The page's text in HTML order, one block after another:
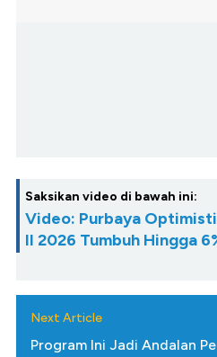
Saksikan video di bawah ini:
Video: Purbaya
II 2026 Tumbuh Hingga
Next Article
Program Ini Jadi Andalan